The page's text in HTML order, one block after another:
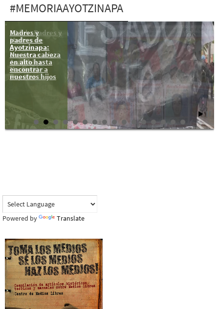
#MEMORIAAYOTZINAPA
Madres y
padres de
Ayotzinapa:
Nuestra cabeza
en alto hasta
encontrar a
nuestros hijos
10 feb: Padres y
Madres de
Ayotzinapa
convocan a la
Asamblea
Nacional
Popular
Powered by Translate